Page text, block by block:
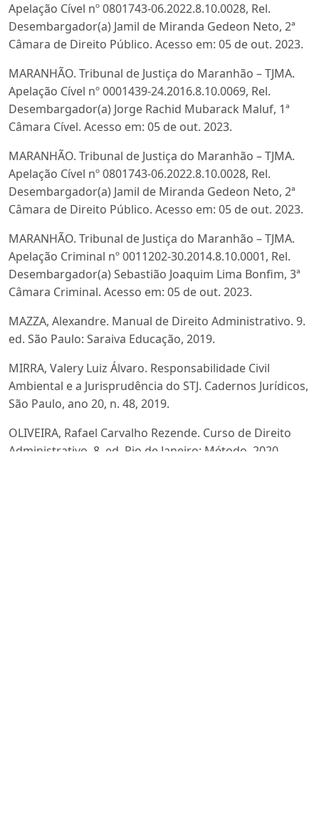
Apelação Cível nº 0801743-06.2022.8.10.0028, Rel.
Desembargador(a) Jamil de Miranda Gedeon Neto, 2ª
Câmara de Direito Público. Acesso em: 05 de out. 2023.
MARANHÃO. Tribunal de Justiça do Maranhão – TJMA.
Apelação Cível nº 0001439-24.2016.8.10.0069, Rel.
Desembargador(a) Jorge Rachid Mubarack Maluf, 1ª
Câmara Cível. Acesso em: 05 de out. 2023.
MARANHÃO. Tribunal de Justiça do Maranhão – TJMA.
Apelação Cível nº 0801743-06.2022.8.10.0028, Rel.
Desembargador(a) Jamil de Miranda Gedeon Neto, 2ª
Câmara de Direito Público. Acesso em: 05 de out. 2023.
MARANHÃO. Tribunal de Justiça do Maranhão – TJMA.
Apelação Criminal nº 0011202-30.2014.8.10.0001, Rel.
Desembargador(a) Sebastião Joaquim Lima Bonfim, 3ª
Câmara Criminal. Acesso em: 05 de out. 2023.
MAZZA, Alexandre. Manual de Direito Administrativo. 9.
ed. São Paulo: Saraiva Educação, 2019.
MIRRA, Valery Luiz Álvaro. Responsabilidade Civil
Ambiental e a Jurisprudência do STJ. Cadernos Jurídicos,
São Paulo, ano 20, n. 48, 2019.
OLIVEIRA, Rafael Carvalho Rezende. Curso de Direito
Administrativo. 8. ed. Rio de Janeiro: Método, 2020.